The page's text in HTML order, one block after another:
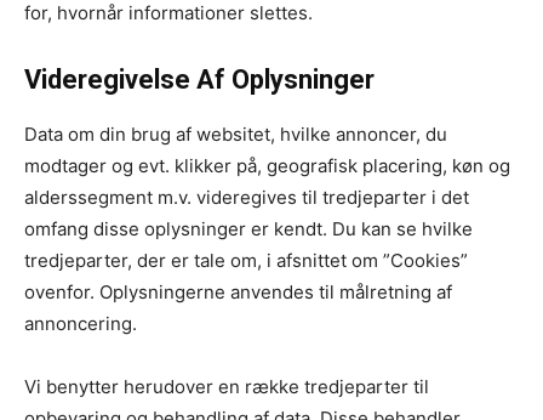
for, hvornår informationer slettes.
Videregivelse Af Oplysninger
Data om din brug af websitet, hvilke annoncer, du
modtager og evt. klikker på, geografisk placering, køn og
alderssegment m.v. videregives til tredjeparter i det
omfang disse oplysninger er kendt. Du kan se hvilke
tredjeparter, der er tale om, i afsnittet om ”Cookies”
ovenfor. Oplysningerne anvendes til målretning af
annoncering.
Vi benytter herudover en række tredjeparter til